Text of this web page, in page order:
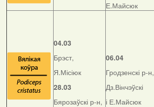
Е.Майсюк
04.03
Брэст,
Я.Місіюк
28.03
Бярозаўскі р-н,
06.04
Гродзенскі р-н,
Дз.Вінчэўскі
і Е.Майсюк